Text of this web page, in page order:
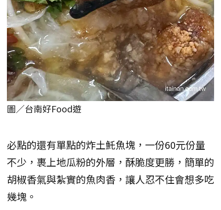
圖／台南好Food遊
必點的還有單點的炸土魠魚塊，一份60元份量
不少，裹上地瓜粉的外層，酥脆度更勝，簡單的
胡椒香氣與紮實的魚肉香，讓人忍不住會想多吃
幾塊。